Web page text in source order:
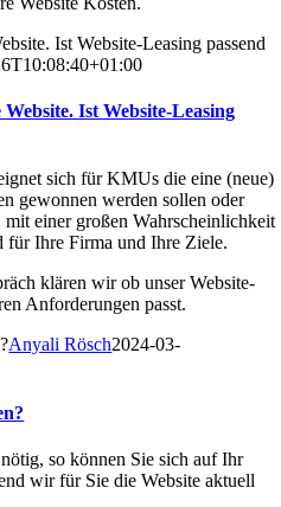
Ist Website-Leasing passend
Ist Website-Leasing
sich für KMUs die eine (neue)
gewonnen werden sollen oder
einer großen Wahrscheinlichkeit
für Ihre Firma und Ihre Ziele.
klären wir ob unser Website-
Anforderungen passt.
Anyali Rösch2024-03-
so können Sie sich auf Ihr
wir für Sie die Website aktuell